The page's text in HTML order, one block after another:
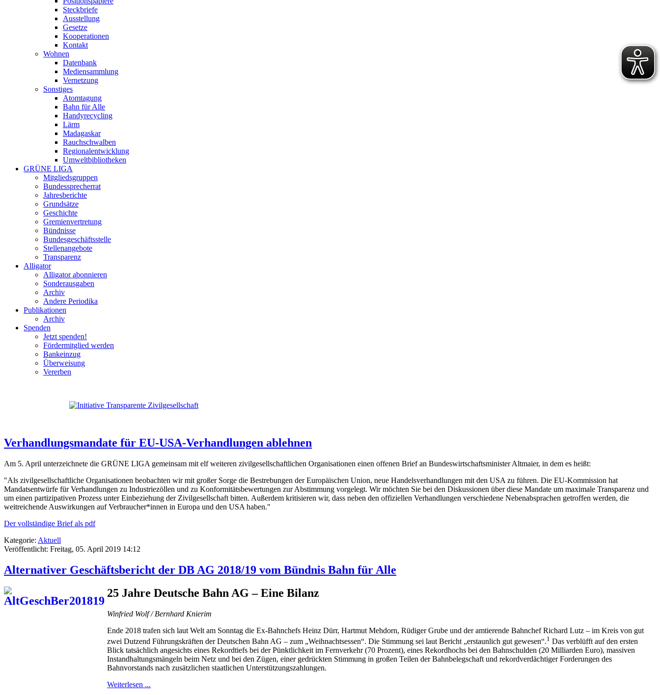
Steckbriefe
Ausstellung
Gesetze
Kooperationen
Kontakt
Wohnen
Datenbank
Mediensammlung
Vernetzung
Sonstiges
Atomtagung
Bahn für Alle
Handyrecycling
Lärm
Madagaskar
Rauchschwalben
Regionalentwicklung
Umweltbibliotheken
GRÜNE LIGA
Mitgliedsgruppen
Bundessprecherrat
Jahresberichte
Grundsätze
Geschichte
Gremienvertretung
Bündnisse
Bundesgeschäftsstelle
Stellenangebote
Transparenz
Alligator
Alligator abonnieren
Sonderausgaben
Archiv
Andere Periodika
Publikationen
Archiv
Spenden
Jetzt spenden!
Fördermitglied werden
Bankeinzug
Überweisung
Vererben
Verhandlungsmandate für EU-USA-Verhandlungen ablehnen
Am 5. April unterzeichnete die GRÜNE LIGA gemeinsam mit elf weiteren zivilgesellschaftlichen Organisationen einen offenen Brief an Bundeswirtschaftsminister Altmaier, in dem es heißt:
"Als zivilgesellschaftliche Organisationen beobachten wir mit großer Sorge die Bestrebungen der Europäischen Union, neue Handelsverhandlungen mit den USA zu führen. Die EU-Kommission hat
Mandatsentwürfe für Verhandlungen zu Industriezöllen und zu Konformitätsbewertungen zur Abstimmung vorgelegt. Wir möchten Sie bei den Diskussionen über diese Mandate um maximale Transparenz und
um einen partizipativen Prozess unter Einbeziehung der Zivilgesellschaft bitten. Außerdem kritisieren wir, dass neben den offiziellen Verhandlungen verschiedene Nebenabsprachen getroffen werden, die
weitreichende Auswirkungen auf Verbraucher*innen in Europa und den USA haben."
Der vollständige Brief als pdf
Kategorie: Aktuell
Veröffentlicht: Freitag, 05. April 2019 14:12
Alternativer Geschäftsbericht der DB AG 2018/19 vom Bündnis Bahn für Alle
25 Jahre Deutsche Bahn AG – Eine Bilanz
Winfried Wolf / Bernhard Knierim
Ende 2018 trafen sich laut Welt am Sonntag die Ex-Bahnchefs Heinz Dürr, Hartmut Mehdorn, Rüdiger Grube und der amtierende Bahnchef Richard Lutz – im Kreis von gut
zwei Dutzend Führungskräften der Deutschen Bahn AG – zum „Weihnachtsessen“. Die Stimmung sei laut Bericht „erstaunlich gut gewesen“.1 Das verblüfft auf den ersten
Blick tatsächlich angesichts eines Rekordtiefs bei der Pünktlichkeit im Fernverkehr (70 Prozent), eines Rekordhochs bei den Bahnschulden (20 Milliarden Euro), massiven
Instandhaltungsmängeln beim Netz und bei den Zügen, einer gedrückten Stimmung in großen Teilen der Bahnbelegschaft und rekordverdächtiger Forderungen des
Bahnvorstands nach zusätzlichen staatlichen Unterstützungszahlungen.
Weiterlesen ...